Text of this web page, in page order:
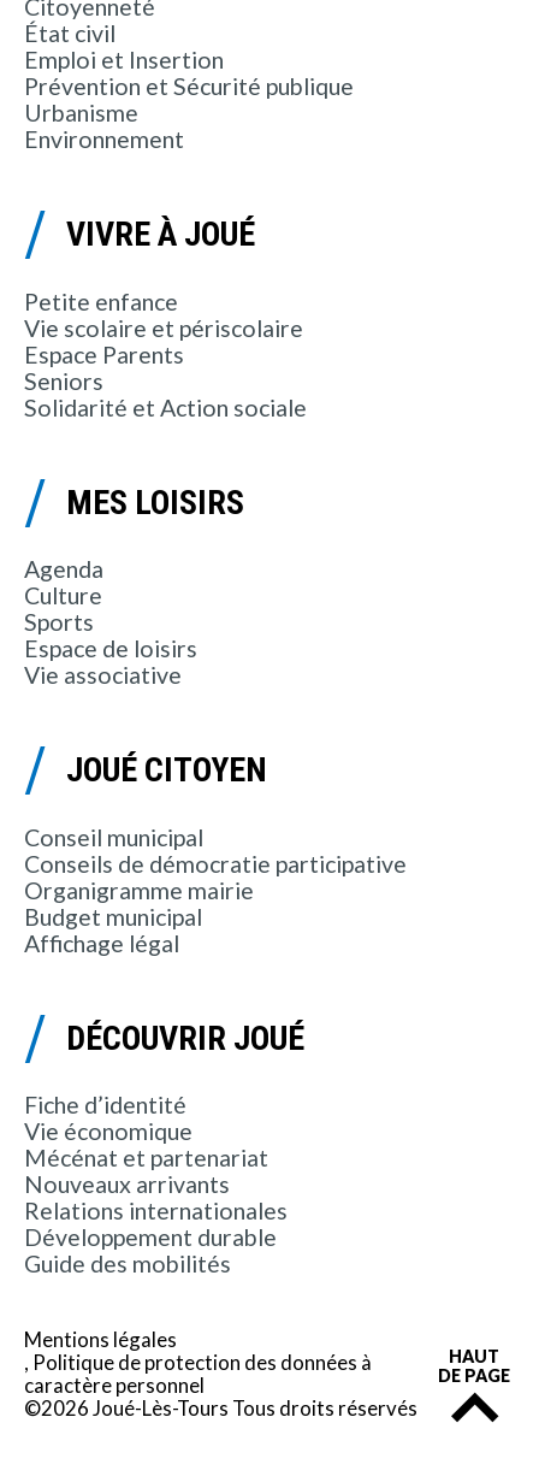
Citoyenneté
État civil
Emploi et Insertion
Prévention et Sécurité publique
Urbanisme
Environnement
VIVRE À JOUÉ
Petite enfance
Vie scolaire et périscolaire
Espace Parents
Seniors
Solidarité et Action sociale
MES LOISIRS
Agenda
Culture
Sports
Espace de loisirs
Vie associative
JOUÉ CITOYEN
Conseil municipal
Conseils de démocratie participative
Organigramme mairie
Budget municipal
Affichage légal
DÉCOUVRIR JOUÉ
Fiche d’identité
Vie économique
Mécénat et partenariat
Nouveaux arrivants
Relations internationales
Développement durable
Guide des mobilités
Mentions légales
Politique de protection des données à
caractère personnel
©2026 Joué-Lès-Tours Tous droits réservés
HAUT
DE PAGE